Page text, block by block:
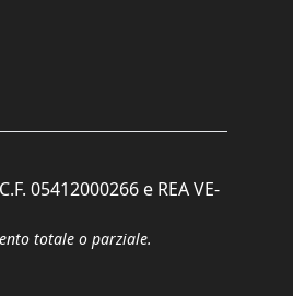
05412000266 e REA VE-
totale o parziale.